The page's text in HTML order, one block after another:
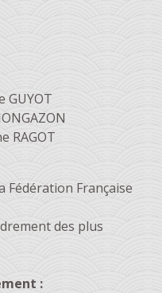
GUYOT
RAGOT
Fédération Française
des plus
: